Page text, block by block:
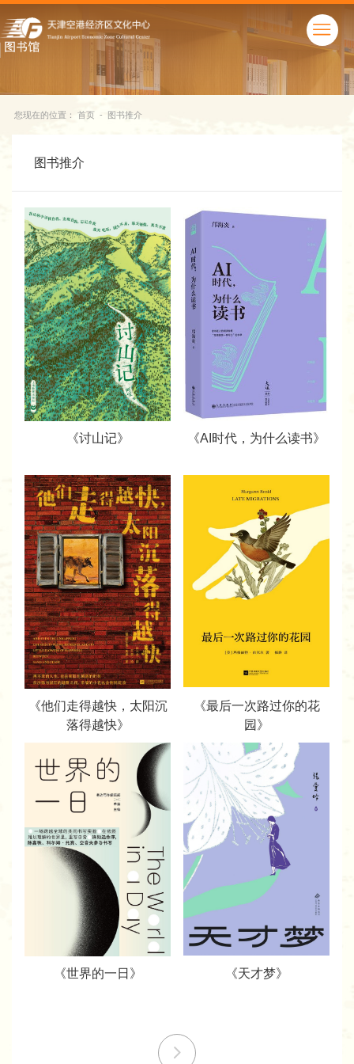
您现在的位置： 首页 - 图书推介
图书推介
《讨山记》 《AI时代，为什么读书》
《他们走得越快，太阳沉
落得越快》
《最后一次路过你的花
园》
《世界的一日》 《天才梦》